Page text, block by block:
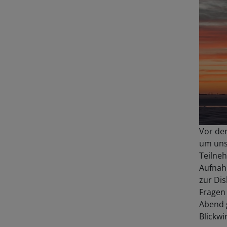
Vor
um
zur
Abend